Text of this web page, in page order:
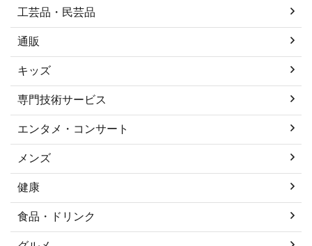
工芸品・民芸品
通販
キッズ
専門技術サービス
エンタメ・コンサート
メンズ
健康
食品・ドリンク